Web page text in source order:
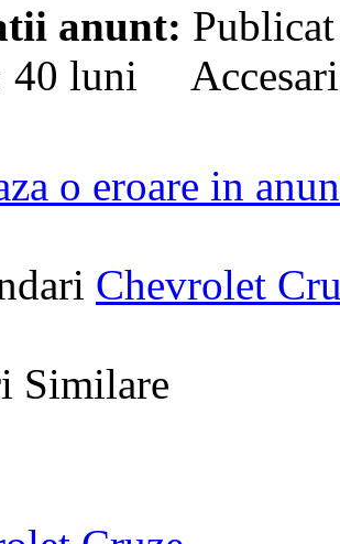
anunt:
40 luni
o eroare in
Chevrolet
Similare